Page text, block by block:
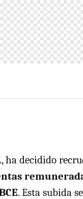
ha decidido
. Esta subida